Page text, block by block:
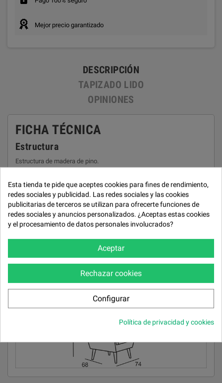
Mejor precio garantizado
DESCRIPCIÓN
TAPIZADO LIDO
OPINIONES
FICHA TÉCNICA
Estructura
Estructura de madera de pino.
Tapizado en Tela LIDO.
Asiento
Asiento espuma de 25 kg/m³ con parte superior en fibra.
Respaldo
Respaldo espuma de 25 kg/m³ super suave.
Patas
Madera de haya.
Esta tienda te pide que aceptes cookies para fines de rendimiento,
redes sociales y publicidad. Las redes sociales y las cookies
publicitarias de terceros se utilizan para ofrecerte funciones de
redes sociales y anuncios personalizados. ¿Aceptas estas cookies
y el procesamiento de datos personales involucrados?
Aceptar
Rechazar cookies
Configurar
Política de privacidad y cookies